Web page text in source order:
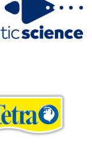
mais ce type de
Les filtres
Ils sont parfaits
de 5
en fond de